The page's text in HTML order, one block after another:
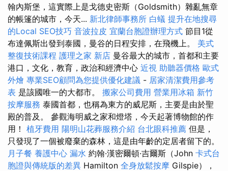
翰內斯堡，這實際上是戈德史密斯（Goldsmith）雜亂無章
的帳篷的城市，今天... 新北律師事務所 白蟻 提升在地搜尋
的Local SEO技巧 音波拉皮 宜蘭台胞證辦理方式 節目1從
布達佩斯出發到泰國，曼谷的日程安排，在飛機上。 美式
整復技術課程 護理之家 新店 曼谷最大的城市，首都和主要
港口，文化，教育，政治和經濟中心 近視 助聽器價格 歐式
外燴 專業SEO顧問為您提供優化建議 - 居家清潔費用參考
表 是該國唯一的大都市。 搬家公司費用 營業用冰箱 新竹
按摩服務 泰國首都，也稱為東方的威尼斯，主要是由於聖
殿的普及。 參觀海明威之家和燈塔，今天起著博物館的作
用！ 植牙費用 陽明山花葬服務介紹 台北眼科推薦 但是，
只發現了一個被廢棄的森林，這是由年齡的定居者留下的。
月子餐 養護中心 漏水 約翰·漢密爾頓·吉爾斯（John 卡式台
胞證與傳統版的差異 Hamilton 全身放鬆按摩 Gilspie），